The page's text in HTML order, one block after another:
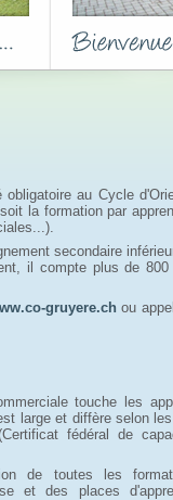
au Cycle
la formation par
secondaire
il compte plus de
gruyere.ch ou
touche les
large et diffère selon
fédéral de
de toutes les
et des places